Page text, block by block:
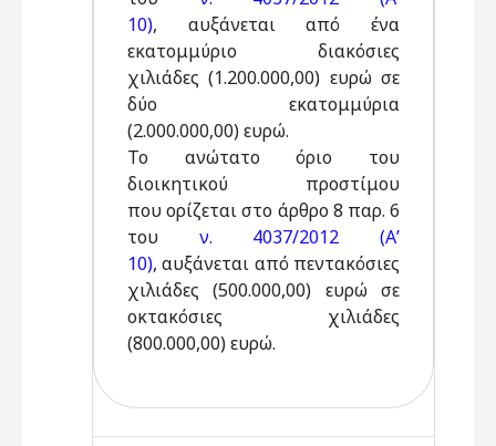
10), αυξάνεται από ένα
εκατομμύριο διακόσιες
χιλιάδες (1.200.000,00) ευρώ σε
δύο εκατομμύρια
(2.000.000,00) ευρώ.
Το ανώτατο όριο του
διοικητικού προστίμου
που ορίζεται στο άρθρο 8 παρ. 6
του ν. 4037/2012 (Α’
10), αυξάνεται από πεντακόσιες
χιλιάδες (500.000,00) ευρώ σε
οκτακόσιες χιλιάδες
(800.000,00) ευρώ.